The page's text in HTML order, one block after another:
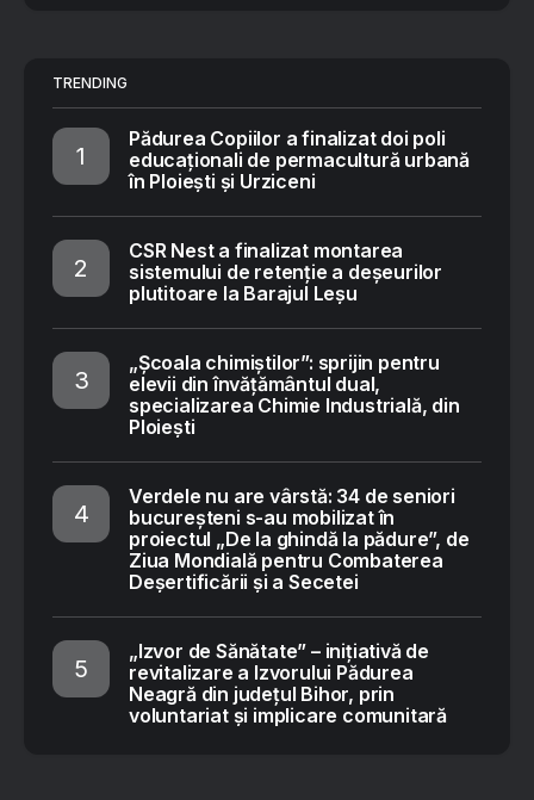
TRENDING
Pădurea Copiilor a finalizat doi poli
educaționali de permacultură urbană
în Ploiești și Urziceni
CSR Nest a finalizat montarea
sistemului de retenție a deșeurilor
plutitoare la Barajul Leșu
„Școala chimiștilor”: sprijin pentru
elevii din învățământul dual,
specializarea Chimie Industrială, din
Ploiești
Verdele nu are vârstă: 34 de seniori
bucureșteni s-au mobilizat în
proiectul „De la ghindă la pădure”, de
Ziua Mondială pentru Combaterea
Deșertificării și a Secetei
„Izvor de Sănătate” – inițiativă de
revitalizare a Izvorului Pădurea
Neagră din județul Bihor, prin
voluntariat și implicare comunitară